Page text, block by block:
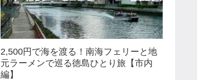
2,500円で海を渡る！南海フェリーと地
元ラーメンで巡る徳島ひとり旅【市内
編】